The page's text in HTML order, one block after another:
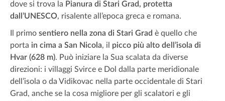
dove si trova la Pianura di Stari Grad, protetta
dall’UNESCO, risalente all’epoca greca e romana.
Il primo sentiero nella zona di Stari Grad è quello che
porta in cima a San Nicola, il
picco più alto dell’isola di
Hvar (628 m). Può iniziare la Sua scalata da diverse
direzioni: i villaggi Svirce e Dol dalla parte meridionale
dell’isola o da Vidikovac nella parte occidentale di Stari
Grad, anche se la cosa migliore per gli scalatori e gli